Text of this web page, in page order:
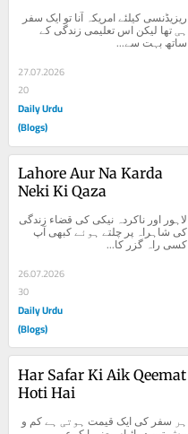
ساتھ بہت سے...
27.07.2026
20
Daily Urdu
(Blogs)
Lahore Aur Na Karda
Neki Ki Qaza
کسی راہ گزر کا...
26.07.2026
30
Daily Urdu
(Blogs)
Har Safar Ki Aik Qeemat
Hoti Hai